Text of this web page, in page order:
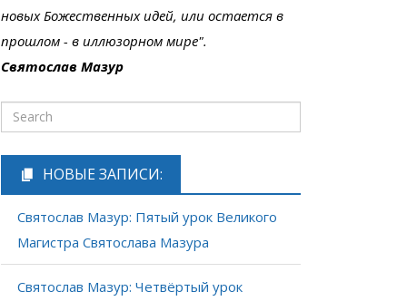
новых Божественных идей, или остается в
прошлом - в иллюзорном мире".
Святослав Мазур
НОВЫЕ ЗАПИСИ:
Святослав Мазур: Пятый урок Великого
Магистра Святослава Мазура
Святослав Мазур: Четвёртый урок